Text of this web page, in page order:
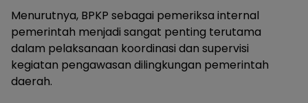
Menurutnya, BPKP sebagai pemeriksa internal
pemerintah menjadi sangat penting terutama
dalam pelaksanaan koordinasi dan supervisi
kegiatan pengawasan dilingkungan pemerintah
daerah.